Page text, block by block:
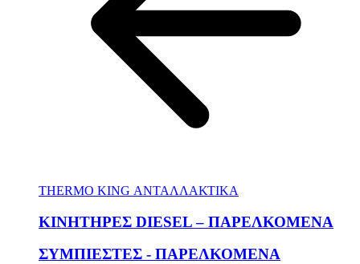
THERMO KING ΑΝΤΑΛΛΑΚΤΙΚΑ
KΙΝΗΤΗΡΕΣ DIESEL – ΠΑΡΕΛΚΟΜΕΝΑ
ΣΥΜΠΙΕΣΤΕΣ - ΠΑΡΕΛΚΟΜΕΝΑ